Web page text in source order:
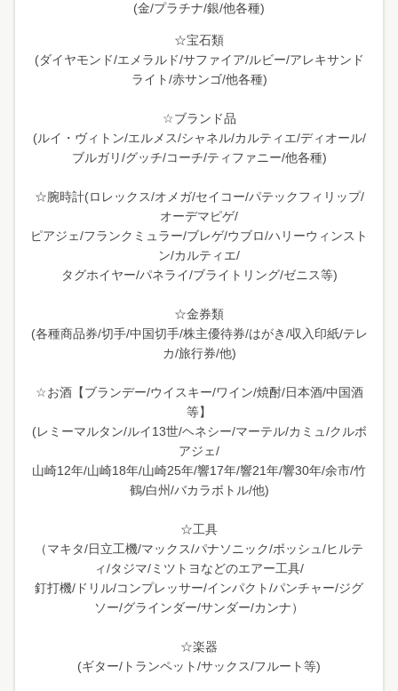
(金/プラチナ/銀/他各種)
☆宝石類
(ダイヤモンド/エメラルド/サファイア/ルビー/アレキサンド
ライト/赤サンゴ/他各種)
☆ブランド品
(ルイ・ヴィトン/エルメス/シャネル/カルティエ/ディオール/
ブルガリ/グッチ/コーチ/ティファニー/他各種)
☆腕時計(ロレックス/オメガ/セイコー/パテックフィリップ/
オーデマピゲ/
ピアジェ/フランクミュラー/ブレゲ/ウブロ/ハリーウィンスト
ン/カルティエ/
タグホイヤー/パネライ/ブライトリング/ゼニス等)
☆金券類
(各種商品券/切手/中国切手/株主優待券/はがき/収入印紙/テレ
カ/旅行券/他)
☆お酒【ブランデー/ウイスキー/ワイン/焼酎/日本酒/中国酒
等】
(レミーマルタン/ルイ13世/ヘネシー/マーテル/カミュ/クルボ
アジェ/
山崎12年/山崎18年/山崎25年/響17年/響21年/響30年/余市/竹
鶴/白州/バカラボトル/他)
☆工具
（マキタ/日立工機/マックス/パナソニック/ボッシュ/ヒルテ
ィ/タジマ/ミツトヨなどのエアー工具/
釘打機/ドリル/コンプレッサー/インパクト/パンチャー/ジグ
ソー/グラインダー/サンダー/カンナ）
☆楽器
(ギター/トランペット/サックス/フルート等)